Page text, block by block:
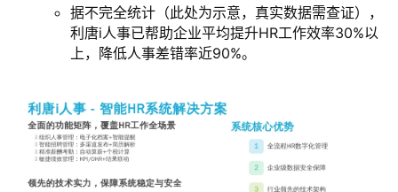
据不完全统计（此处为示意，真实数据需查证），
利唐i人事已帮助企业平均提升HR工作效率30%以
上，降低人事差错率近90%。